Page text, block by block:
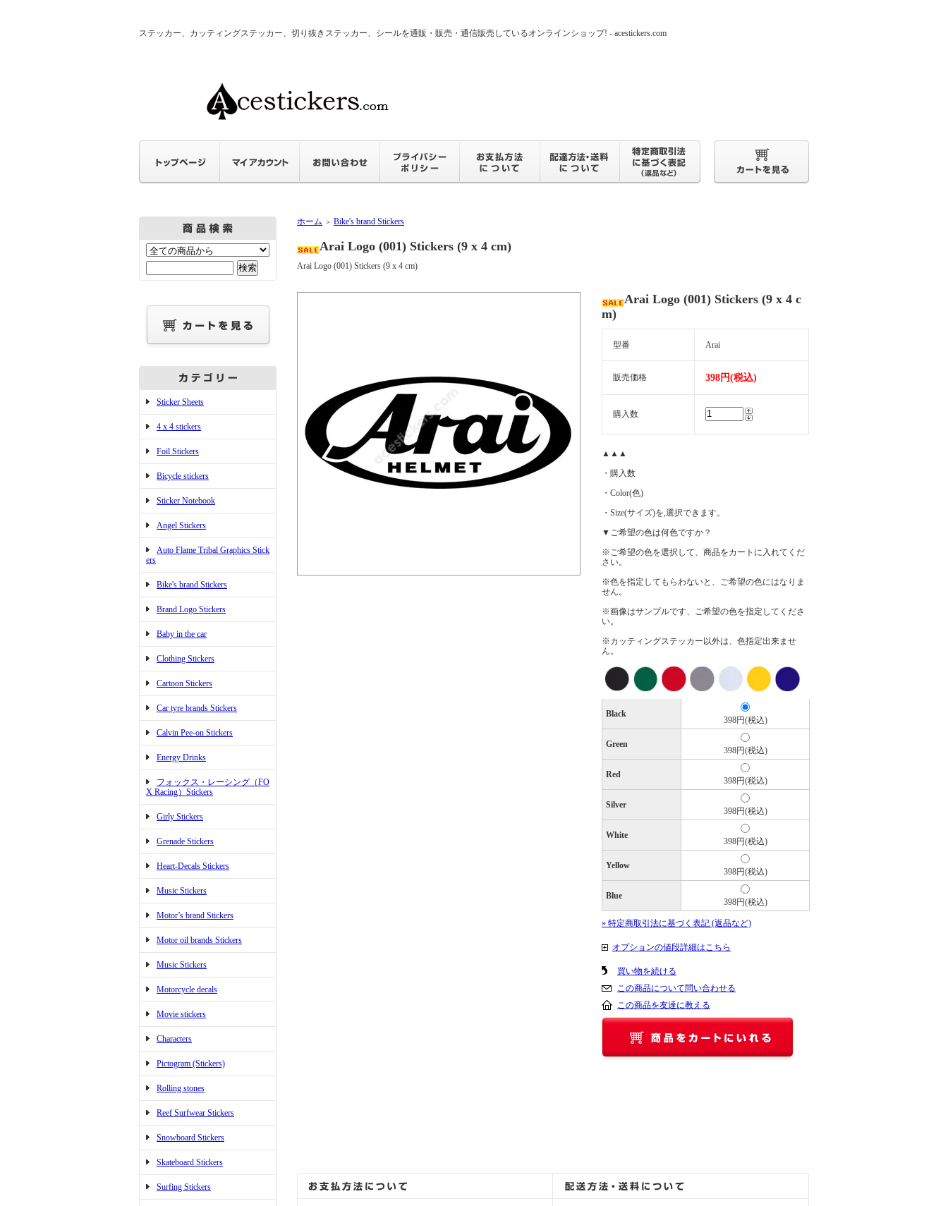
ステッカー、カッティングステッカー、切り抜きステッカー、シールを通販・販売・通信販売しているオンラインショップ! - acestickers.com
Sticker Sheets
4 x 4 stickers
Foil Stickers
Bicycle stickers
Sticker Notebook
Angel Stickers
Auto Flame Tribal Graphics Stick
ers
Bike's brand Stickers
Brand Logo Stickers
Baby in the car
Clothing Stickers
Cartoon Stickers
Car tyre brands Stickers
Calvin Pee-on Stickers
Energy Drinks
フォックス・レーシング（FO
X Racing）Stickers
Girly Stickers
Grenade Stickers
Heart-Decals Stickers
Music Stickers
Motor’s brand Stickers
Motor oil brands Stickers
Music Stickers
Motorcycle decals
Movie stickers
Characters
Pictogram (Stickers)
Rolling stones
Reef Surfwear Stickers
Snowboard Stickers
Skateboard Stickers
Surfing Stickers
ホーム ＞ Bike's brand Stickers
Arai Logo (001) Stickers (9 x 4 cm)
Arai Logo (001) Stickers (9 x 4 cm)
Arai Logo (001) Stickers (9 x 4 c
m)
型番 Arai
販売価格 398円(税込)
購入数
▲▲▲
・購入数
・Color(色)
・Size(サイズ)を,選択できます。
▼ご希望の色は何色ですか？
※ご希望の色を選択して、商品をカートに入れてくだ
さい。
※色を指定してもらわないと、ご希望の色にはなりま
せん。
※画像はサンプルです、ご希望の色を指定してくださ
い。
※カッティングステッカー以外は、色指定出来ませ
ん。
Black
398円(税込)
Green
398円(税込)
Red
398円(税込)
Silver
398円(税込)
White
398円(税込)
Yellow
398円(税込)
Blue
398円(税込)
» 特定商取引法に基づく表記 (返品など)
オプションの値段詳細はこちら
買い物を続ける
この商品について問い合わせる
この商品を友達に教える